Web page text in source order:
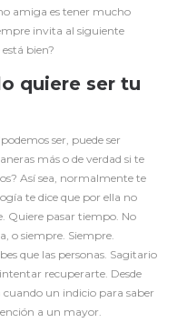
amiga es tener mucho
invita al siguiente
bien?
quiere ser tu
ser, puede ser
más o de verdad si te
Así sea, normalmente te
te dice que por ella no
Quiere pasar tiempo. No
o siempre. Siempre.
que las personas. Sagitario
recuperarte. Desde
cuando un indicio para saber
a un mayor.